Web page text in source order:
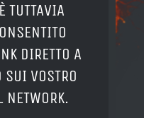
TUTTAVIA
DIRETTO A
SUI VOSTRO
NETWORK.